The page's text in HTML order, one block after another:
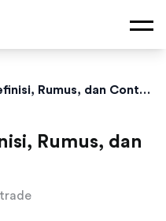
Current Ratio: Definisi, Rumus, dan Contoh Analisis
Rumus, dan